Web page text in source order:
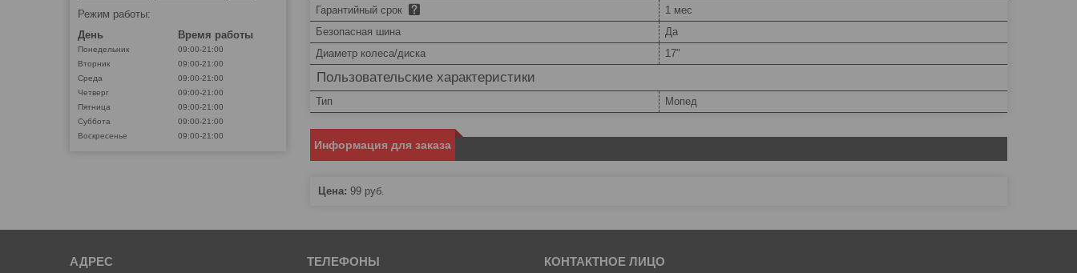
Гарантийный срок
1 мес
Безопасная шина
Да
Диаметр колеса/диска
17"
Пользовательские характеристики
Тип Мопед
Информация для заказа
Цена: 99 руб.
Режим работы:
День
Время работы
Понедельник
09:00-21:00
Вторник
09:00-21:00
Среда
09:00-21:00
Четверг
09:00-21:00
Пятница
09:00-21:00
Суббота
09:00-21:00
Воскресенье
09:00-21:00